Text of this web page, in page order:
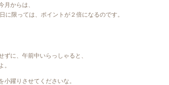
月からは、
に限っては、ポイントが２倍になるのです。
ずに、午前中いらっしゃると、
。
小躍りさせてくださいな。